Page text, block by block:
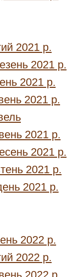
2021 р.
2021 р.
2021 р.
2021 р.
2021 р.
2021 р.
2021 р.
2021 р.
2022 р.
2022 р.